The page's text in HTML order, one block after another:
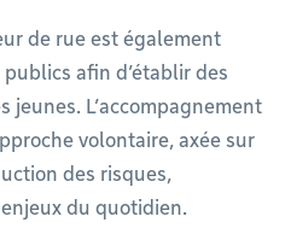
de rue est également
afin d’établir des
jeunes. L’accompagnement
volontaire, axée sur
des risques,
du quotidien.